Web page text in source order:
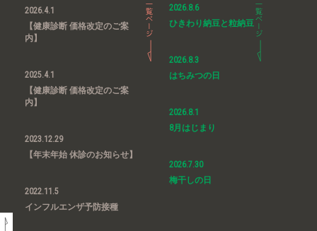
2026.4.1
【健康診断 価格改定のご案
内】
2025.4.1
【健康診断 価格改定のご案
内】
2023.12.29
【年末年始 休診のお知らせ】
2022.11.5
インフルエンザ予防接種
2026.8.6
ひきわり納豆と粒納豆
2026.8.3
はちみつの日
2026.8.1
8月はじまり
2026.7.30
梅干しの日